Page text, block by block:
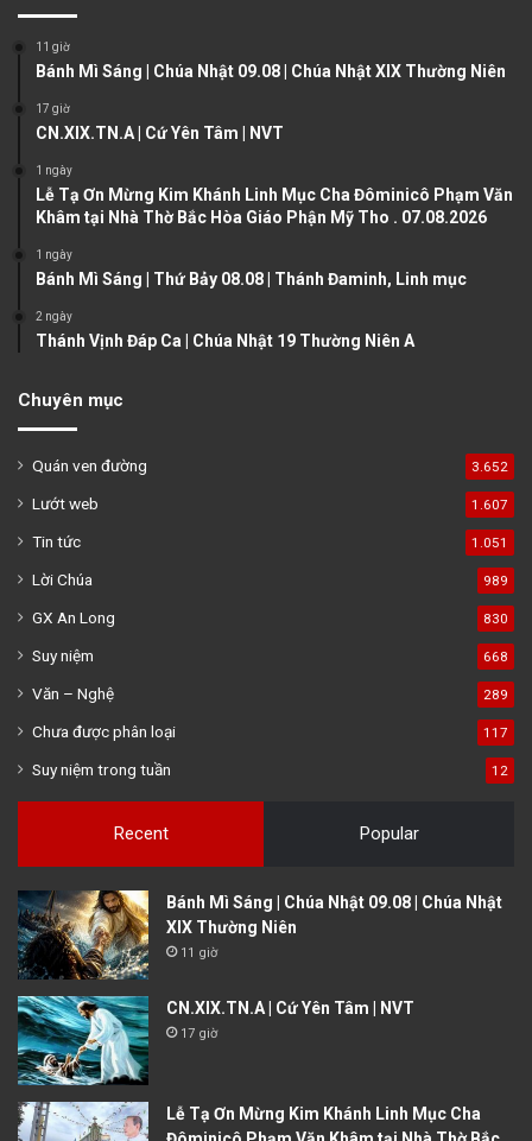
u
p
g
g
11 giờ
Bánh Mì Sáng | Chúa Nhật 09.08 | Chúa Nhật XIX Thường Niên
17 giờ
CN.XIX.TN.A | Cứ Yên Tâm | NVT
1 ngày
Lễ Tạ Ơn Mừng Kim Khánh Linh Mục Cha Đôminicô Phạm Văn
Khâm tại Nhà Thờ Bắc Hòa Giáo Phận Mỹ Tho . 07.08.2026
1 ngày
Bánh Mì Sáng | Thứ Bảy 08.08 | Thánh Đaminh, Linh mục
2 ngày
Thánh Vịnh Đáp Ca | Chúa Nhật 19 Thường Niên A
Chuyên mục
Quán ven đường 3.652
Lướt web 1.607
Tin tức 1.051
Lời Chúa 989
GX An Long 830
Suy niệm 668
Văn – Nghệ 289
Chưa được phân loại 117
Suy niệm trong tuần 12
Recent Popular
Bánh Mì Sáng | Chúa Nhật 09.08 | Chúa Nhật
XIX Thường Niên
11 giờ
CN.XIX.TN.A | Cứ Yên Tâm | NVT
17 giờ
Lễ Tạ Ơn Mừng Kim Khánh Linh Mục Cha